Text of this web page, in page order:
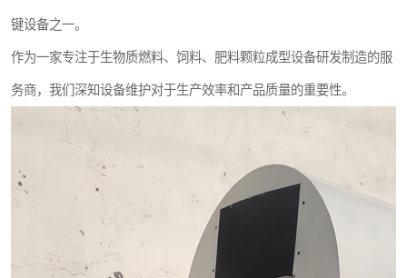
键设备之一。
作为一家专注于生物质燃料、饲料、肥料颗粒成型设备研发制造的服
务商，我们深知设备维护对于生产效率和产品质量的重要性。
滚筒筛
锯末滚筒筛